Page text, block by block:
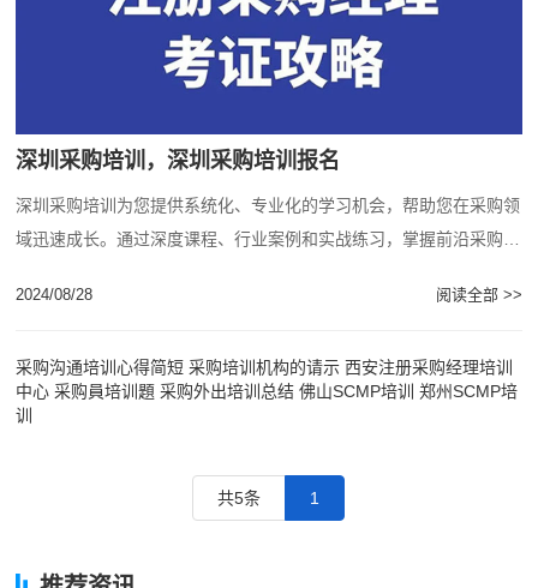
深圳采购培训，深圳采购培训报名
深圳采购培训为您提供系统化、专业化的学习机会，帮助您在采购领
域迅速成长。通过深度课程、行业案例和实战练习，掌握前沿采购技
2024/08/28 阅读全部 >>
采购沟通培训心得简短 采购培训机构的请示 西安注册采购经理培训
中心 采购員培训題 采购外出培训总结 佛山SCMP培训 郑州SCMP培
训
共5条 1